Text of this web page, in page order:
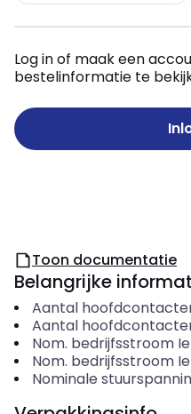
Log in of maak een
bestelinformatie te
Toon documentatie
Belangrijke
Aantal
Aantal
Nom. bedrijfsstroom
Nom. bedrijfsstroom
Nominale